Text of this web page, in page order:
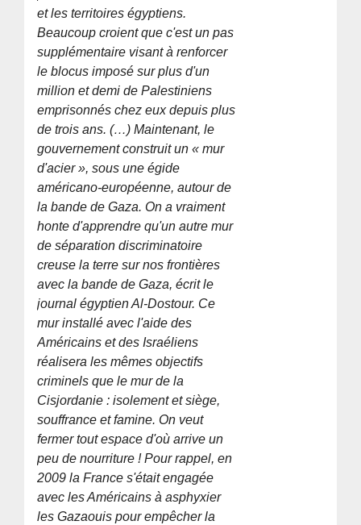
et les territoires égyptiens.
Beaucoup croient que c'est un pas
supplémentaire visant à renforcer
le blocus imposé sur plus d'un
million et demi de Palestiniens
emprisonnés chez eux depuis plus
de trois ans. (…) Maintenant, le
gouvernement construit un « mur
d'acier », sous une égide
américano-européenne, autour de
la bande de Gaza. On a vraiment
honte d'apprendre qu'un autre mur
de séparation discriminatoire
creuse la terre sur nos frontières
avec la bande de Gaza, écrit le
journal égyptien Al-Dostour. Ce
mur installé avec l'aide des
Américains et des Israéliens
réalisera les mêmes objectifs
criminels que le mur de la
Cisjordanie : isolement et siège,
souffrance et famine. On veut
fermer tout espace d'où arrive un
peu de nourriture ! Pour rappel, en
2009 la France s'était engagée
avec les Américains à asphyxier
les Gazaouis pour empêcher la